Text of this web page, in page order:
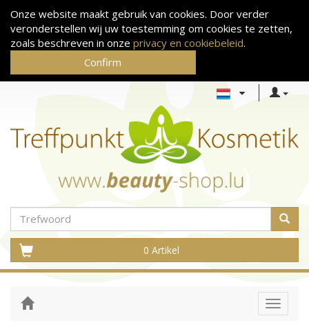
Onze website maakt gebruik van cookies. Door verder
veronderstellen wij uw toestemming om cookies te zetten,
zoals beschreven in onze privacy en cookiebeleid.
Confirm
0 Artikel
Toggle